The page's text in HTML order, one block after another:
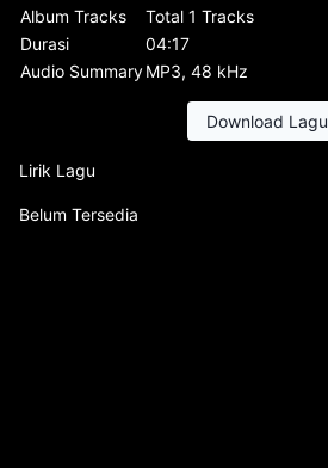
Album Tracks
Total 1 Tracks
Durasi
04:17
Audio SummaryMP3, 48 kHz
Download Lagu
Lirik Lagu
Belum Tersedia